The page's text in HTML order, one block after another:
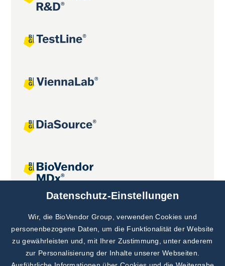
Datenschutz-Einstellungen
Wir, die BioVendor Group, verwenden Cookies und
personenbezogene Daten, um die Funktionalität der Website
zu gewährleisten und, mit Ihrer Zustimmung, unter anderem
zur Personalisierung der Inhalte unserer Webseiten.